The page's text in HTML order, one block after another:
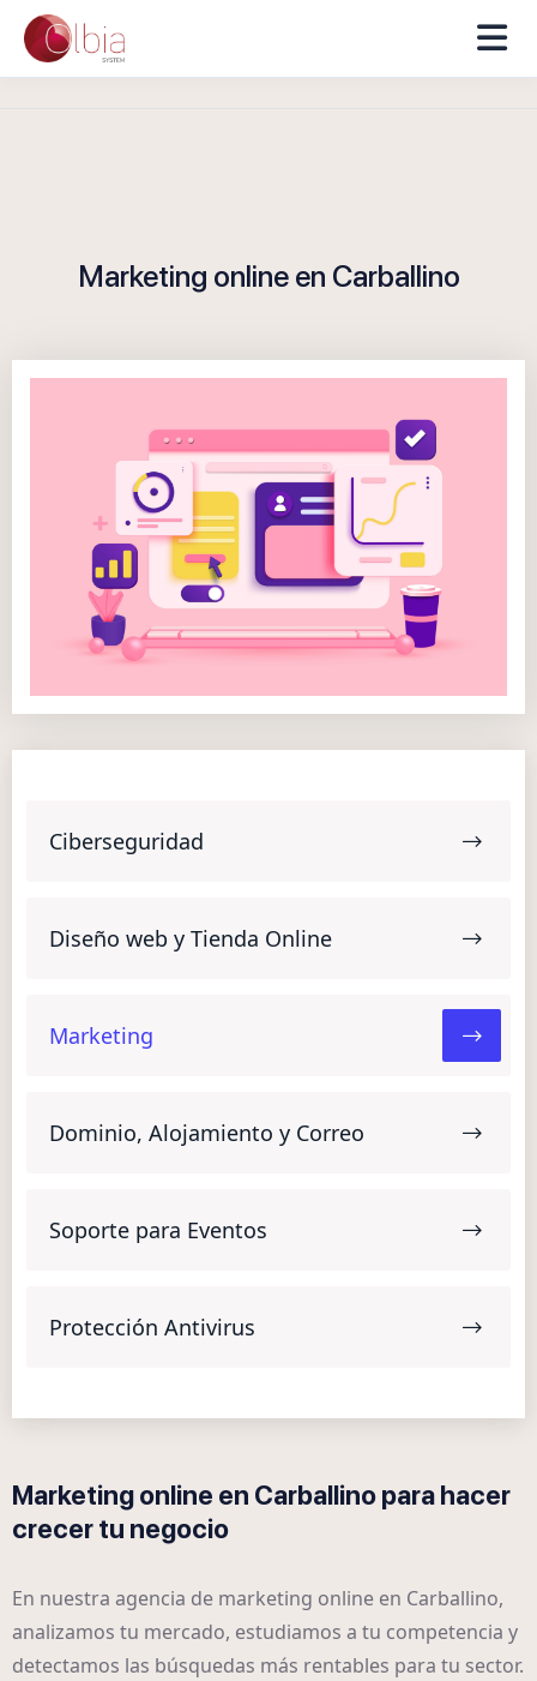
Marketing online en Carballino
Ciberseguridad
Diseño web y Tienda Online
Marketing
Dominio, Alojamiento y Correo
Soporte para Eventos
Protección Antivirus
Marketing online en Carballino para hacer
crecer tu negocio
En nuestra agencia de marketing online en Carballino,
analizamos tu mercado, estudiamos a tu competencia y
detectamos las búsquedas más rentables para tu sector.